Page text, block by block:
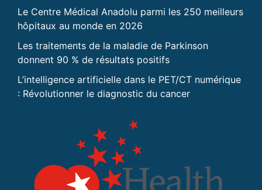
Le Centre Médical Anadolu parmi les 250 meilleurs
hôpitaux au monde en 2026
Les traitements de la maladie de Parkinson
donnent 90 % de résultats positifs
L’intelligence artificielle dans le PET/CT numérique
: Révolutionner le diagnostic du cancer